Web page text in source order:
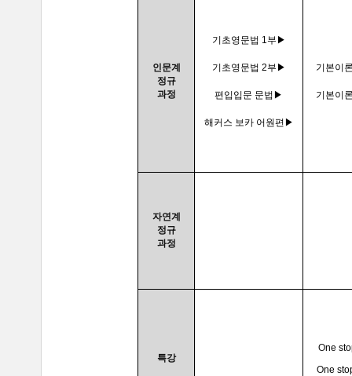
인문계
정규
과정
기초영문법 1부▶
기초영문법 2부▶
편입입문 문법▶
해커스 보카 어원편▶
기본이
기본이
자연계
정규
과정
특강
One
One